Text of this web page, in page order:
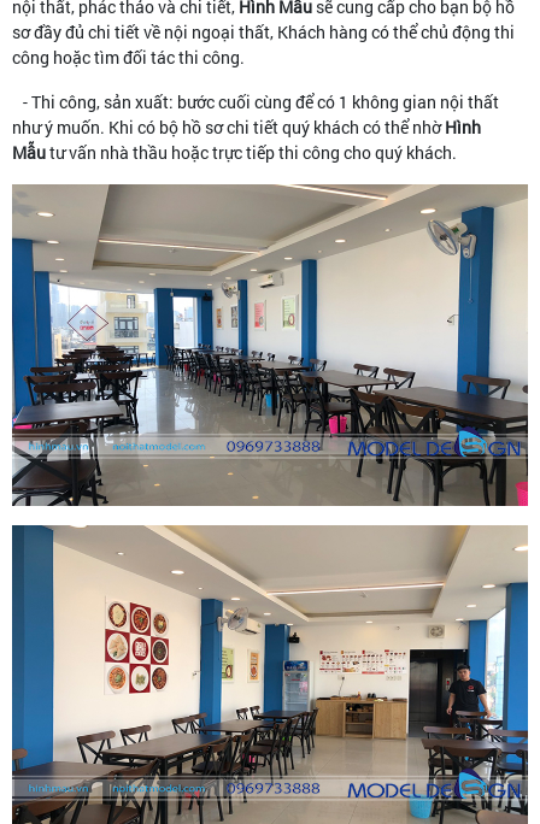
nội thất, phác thảo và chi tiết, Hình Mẫu sẽ cung cấp cho bạn bộ hồ
sơ đầy đủ chi tiết về nội ngoại thất, Khách hàng có thể chủ động thi
công hoặc tìm đối tác thi công.
- Thi công, sản xuất: bước cuối cùng để có 1 không gian nội thất
như ý muốn. Khi có bộ hồ sơ chi tiết quý khách có thể nhờHình
Mẫutư vấn nhà thầu hoặc trực tiếp thi công cho quý khách.